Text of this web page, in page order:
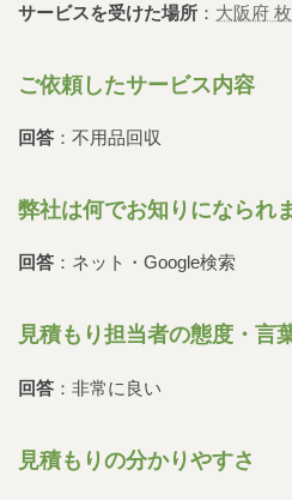
サービスを受けた場所 ： 大阪府
ご依頼したサービス内容
回答 ：不用品回収
弊社は何でお知りになられ
回答 ：ネット・Google検索
見積もり担当者の態度・言
回答 ：非常に良い
見積もりの分かりやすさ